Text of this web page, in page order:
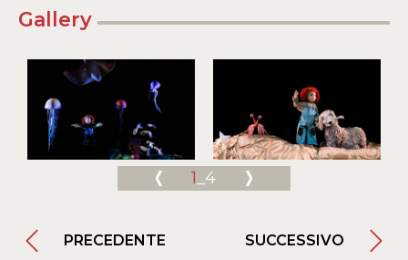
Gallery
1 _4
PRECEDENTE SUCCESSIVO